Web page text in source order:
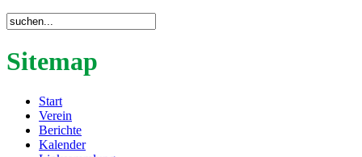
Sitemap
Start
Verein
Berichte
Kalender